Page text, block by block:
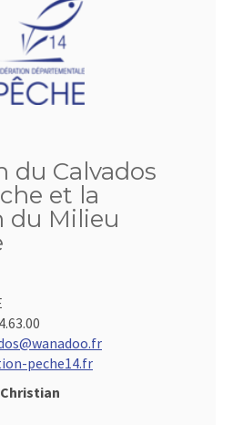
du Calvados
et la
du Milieu
peche14.fr
Christian